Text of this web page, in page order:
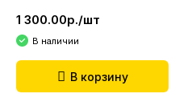
1 300.00р./шт
В наличии
В корзину